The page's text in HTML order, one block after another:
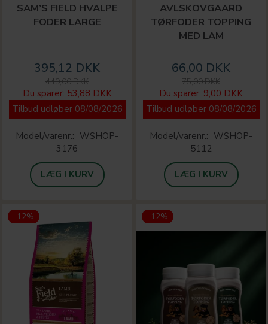
SAM’S FIELD HVALPE
FODER LARGE
395,12 DKK
449,00 DKK
Du sparer: 53,88 DKK
Tilbud udløber 08/08/2026
Model/varenr.: WSHOP-
3176
LÆG I KURV
AVLSKOVGAARD
TØRFODER TOPPING
MED LAM
66,00 DKK
75,00 DKK
Du sparer: 9,00 DKK
Tilbud udløber 08/08/2026
Model/varenr.: WSHOP-
5112
LÆG I KURV
-12% -12%